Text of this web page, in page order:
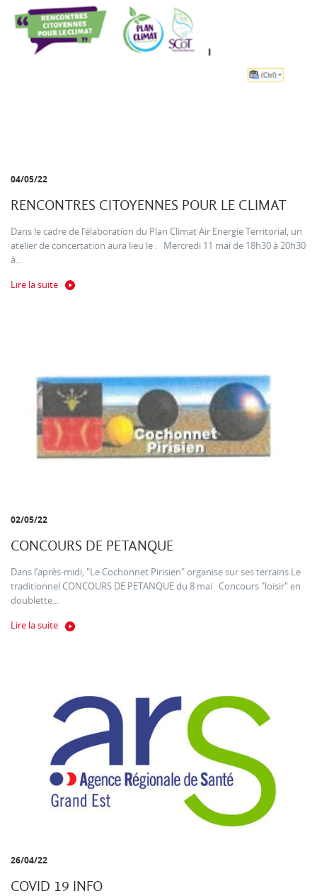
04/05/22
RENCONTRES CITOYENNES POUR LE CLIMAT
Dans le cadre de l’élaboration du Plan Climat Air Energie Territorial, un
atelier de concertation aura lieu le : Mercredi 11 mai de 18h30 à 20h30
à...
Lire la suite
02/05/22
CONCOURS DE PETANQUE
Dans l’après-midi, "Le Cochonnet Pirisien" organise sur ses terrains Le
traditionnel CONCOURS DE PETANQUE du 8 mai Concours "loisir" en
doublette...
Lire la suite
26/04/22
COVID 19 INFO